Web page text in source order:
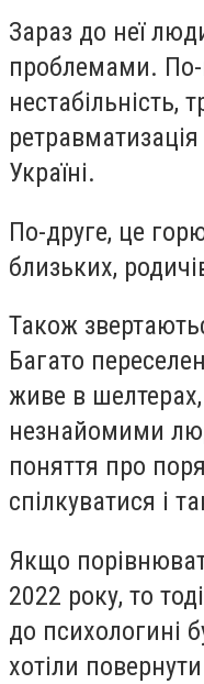
Зараз до неї
проблемами.
нестабільність,
Україні.
По-друге, це
близьких,
Також
Багато
живе в
незнайомими
поняття про
спілкуватися і
Якщо
2022 року, то
до психологині
хотіли